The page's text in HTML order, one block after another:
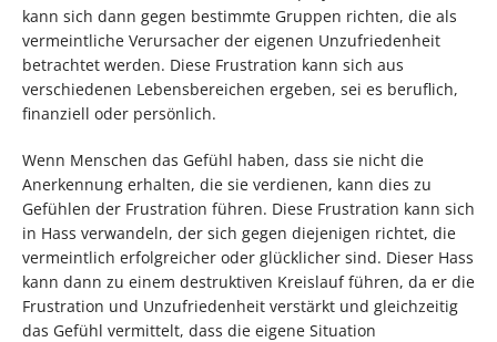
kann sich dann gegen bestimmte Gruppen richten, die als
vermeintliche Verursacher der eigenen Unzufriedenheit
betrachtet werden. Diese Frustration kann sich aus
verschiedenen Lebensbereichen ergeben, sei es beruflich,
finanziell oder persönlich.
Wenn Menschen das Gefühl haben, dass sie nicht die
Anerkennung erhalten, die sie verdienen, kann dies zu
Gefühlen der Frustration führen. Diese Frustration kann sich
in Hass verwandeln, der sich gegen diejenigen richtet, die
vermeintlich erfolgreicher oder glücklicher sind. Dieser Hass
kann dann zu einem destruktiven Kreislauf führen, da er die
Frustration und Unzufriedenheit verstärkt und gleichzeitig
das Gefühl vermittelt, dass die eigene Situation